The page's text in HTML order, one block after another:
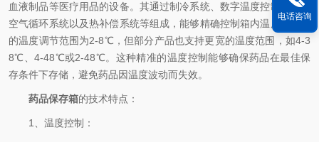
血液制品等医疗用品的设备。其通过制冷系统、数字温度控制系统、
空气循环系统以及热补偿系统等组成，能够精确控制箱内温度。常见
的温度调节范围为2-8℃，但部分产品也支持更宽的温度范围，如4-3
8℃、4-48℃或2-48℃。这种精准的温度控制能够确保药品在最佳保
存条件下存储，避免药品因温度波动而失效。
药品保存箱的技术特点：
1、温度控制：
电话咨询